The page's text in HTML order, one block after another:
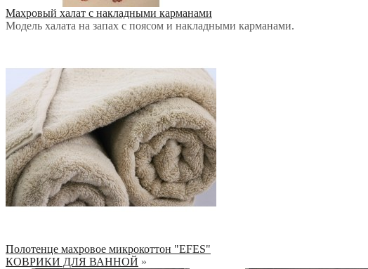
Махровый халат с накладными карманами
Модель халата на запах с поясом и накладными карманами.
Полотенце махровое микрокоттон "EFES"
КОВРИКИ ДЛЯ ВАННОЙ »